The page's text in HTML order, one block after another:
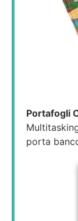
Portafogli
porta